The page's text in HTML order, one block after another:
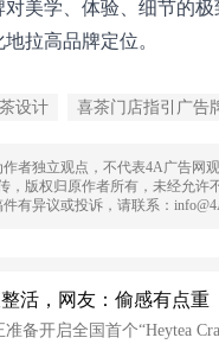
对美学、体验、细节的
拉高品牌定位。
设计 喜茶门店指引广告
作者独立观点，不代表4A广告网
，版权归原作者所有，未经允许
有异议或投诉，请联系：
活，网友：偷感有点重
准备开启全国首个“Heytea